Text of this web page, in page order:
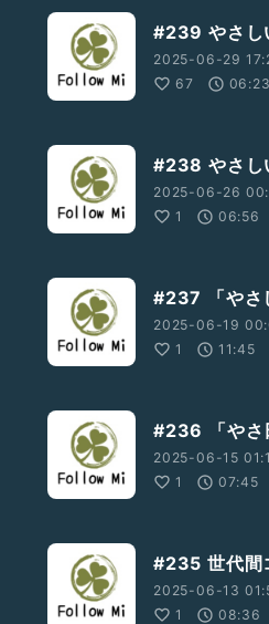
#239 やさし
2025-06-29
67
06:23
#238 やさし
2025-06-26
1
06:56
#237 「やさ
2025-06-19
1
11:45
#236 「やさ
2025-06-15
1
07:45
#235 世代間
2025-06-13
1
08:36